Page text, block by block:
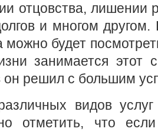
отцовства, лишении
и многом
можно будет
занимается этот
он решил с большим
видов
отметить, что